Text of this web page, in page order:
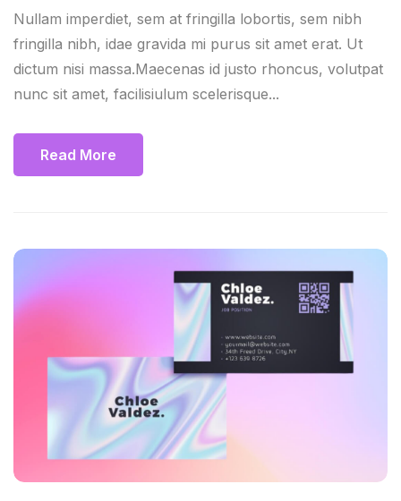
Nullam imperdiet, sem at fringilla lobortis, sem nibh
fringilla nibh, idae gravida mi purus sit amet erat. Ut
dictum nisi massa.Maecenas id justo rhoncus, volutpat
nunc sit amet, facilisiulum scelerisque...
Read More